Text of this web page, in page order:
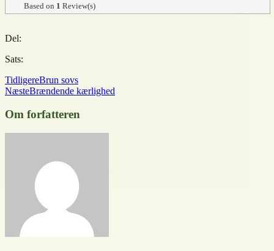
Based on 1 Review(s)
Del:
Sats:
TidligereBrun sovs
NæsteBrændende kærlighed
Om forfatteren